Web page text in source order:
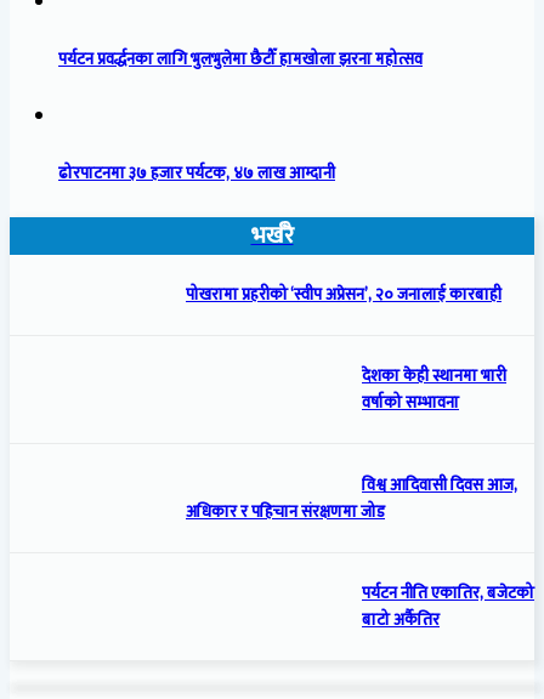
पर्यटन प्रवर्द्धनका लागि भुलभुलेमा छैटौँ हामखोला झरना महोत्सव
ढोरपाटनमा ३७ हजार पर्यटक, ४७ लाख आम्दानी
भर्खरै
पोखरामा प्रहरीको ‘स्वीप अप्रेसन’, २० जनालाई कारबाही
देशका केही स्थानमा भारी
वर्षाको सम्भावना
विश्व आदिवासी दिवस आज,
अधिकार र पहिचान संरक्षणमा जोड
पर्यटन नीति एकातिर, बजेटको
बाटो अर्कैतिर